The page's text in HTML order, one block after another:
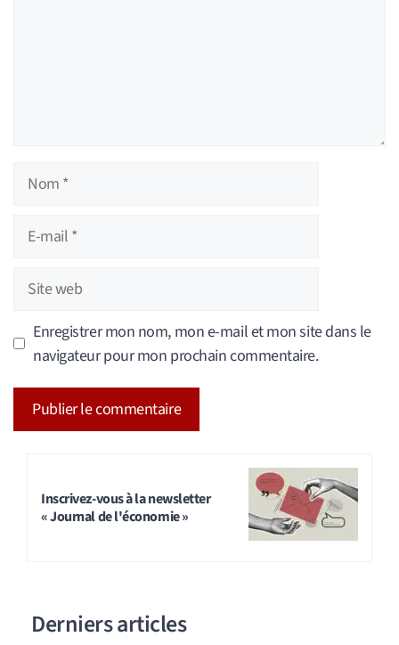
Nom
Site
web
Enregistrer mon nom, mon e-mail et mon site dans le
navigateur pour mon prochain commentaire.
Inscrivez-vous à la newsletter
« Journal de l'économie »
Derniers articles